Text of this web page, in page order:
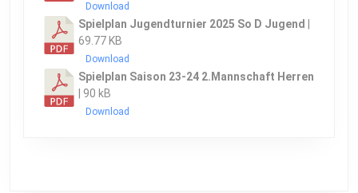
Download
Spielplan Jugendturnier 2025 So D Jugend
69.77 KB
Download
Spielplan Saison 23-24 2.Mannschaft Herren
| 90 kB
Download